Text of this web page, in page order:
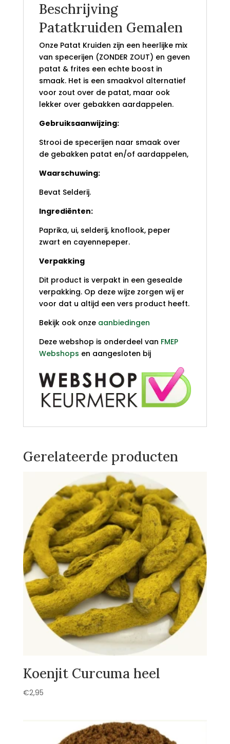
Beschrijving
Patatkruiden Gemalen
Onze Patat Kruiden zijn een heerlijke mix
van specerijen (ZONDER ZOUT) en geven
patat & frites een echte boost in
smaak. Het is een smaakvol alternatief
voor zout over de patat, maar ook
lekker over gebakken aardappelen.
Gebruiksaanwijzing:
Strooi de specerijen naar smaak over
de gebakken patat en/of aardappelen,
Waarschuwing:
Bevat Selderij.
Ingrediënten:
Paprika, ui, selderij, knoflook, peper
zwart en cayennepeper.
Verpakking
Dit product is verpakt in een gesealde
verpakking. Op deze wijze zorgen wij er
voor dat u altijd een vers product heeft.
Bekijk ook onze aanbiedingen
Deze webshop is onderdeel van FMEP
Webshops en aangesloten bij
Gerelateerde producten
Koenjit Curcuma heel
€2,95